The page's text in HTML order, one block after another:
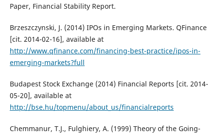
Paper, Financial Stability Report.
Brzeszczynski, J. (2014) IPOs in Emerging Markets. QFinance
[cit. 2014-02-16], available at
http://www.qfinance.com/financing-best-practice/ipos-in-
emerging-markets?full
Budapest Stock Exchange (2014) Financial Reports [cit. 2014-
05-20], available at
http://bse.hu/topmenu/about_us/financialreports
Chemmanur, T.J., Fulghiery, A. (1999) Theory of the Going-